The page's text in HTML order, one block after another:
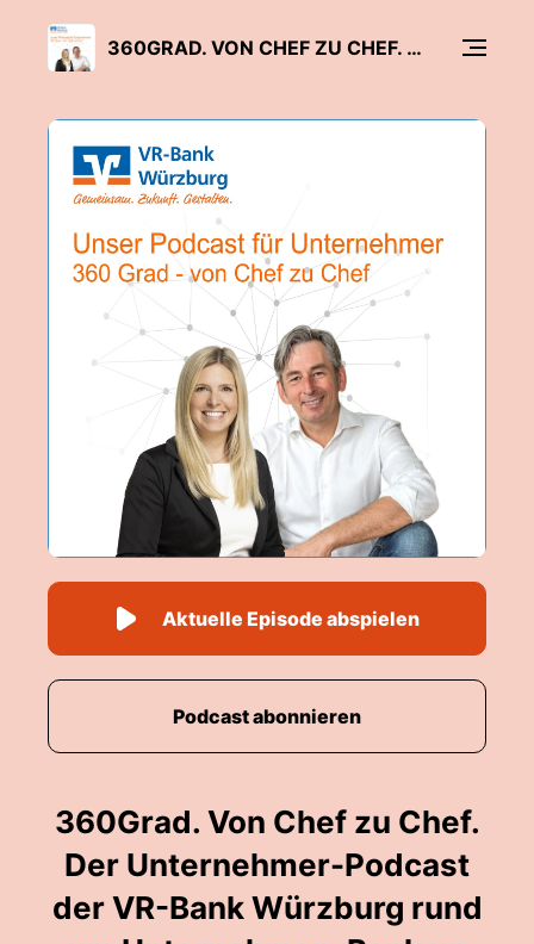
360GRAD. VON CHEF ZU CHEF. DER UNTERNEHMER-PODCAST DER VR-BANK WÜRZBURG RUND UM UNTERNEHMEN, BANK UN
360Grad. Von Chef zu Chef.
Der Unternehmer-Podcast
der VR-Bank Würzburg rund
Aktuelle Episode abspielen
Podcast abonnieren